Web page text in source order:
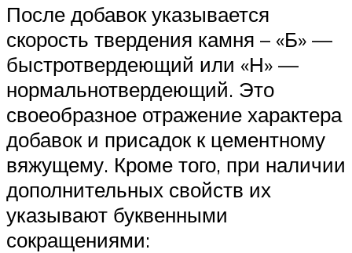
После добавок указывается
скорость твердения камня – «Б» —
быстротвердеющий или «Н» —
нормальнотвердеющий. Это
своеобразное отражение характера
добавок и присадок к цементному
вяжущему. Кроме того, при наличии
дополнительных свойств их
указывают буквенными
сокращениями: